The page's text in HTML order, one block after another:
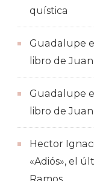
quística
Guadalupe
libro de
Guadalupe
libro de
Hector
«Adiós», el